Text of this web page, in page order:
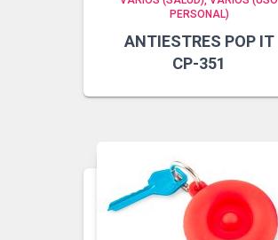
PERSONAL)
ANTIESTRES POP IT
CP-351